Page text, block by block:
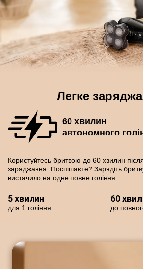
Легке
60 хвилин
автономного
Користуйтесь бритвою до 60 хвилин
заряджання. Поспішаєте? Зарядіть
вистачило на одне повне гоління.
5 хвилин
для 1 гоління
60
до